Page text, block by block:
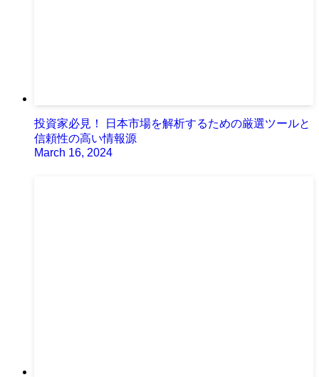
投資家必見！ 日本市場を解析するための厳選ツールと
信頼性の高い情報源
March 16, 2024